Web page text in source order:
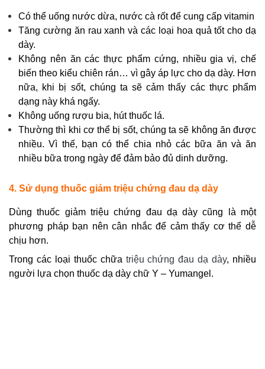
Có thể uống nước dừa, nước cà rốt để cung cấp vitamin
Tăng cường ăn rau xanh và các loại hoa quả tốt cho dạ
dày.
Không nên ăn các thực phẩm cứng, nhiều gia vị, chế
biến theo kiểu chiên rán… vì gây áp lực cho dạ dày. Hơn
nữa, khi bị sốt, chúng ta sẽ cảm thấy các thực phẩm
dạng này khá ngấy.
Không uống rượu bia, hút thuốc lá.
Thường thì khi cơ thể bị sốt, chúng ta sẽ không ăn được
nhiều. Vì thế, bạn có thể chia nhỏ các bữa ăn và ăn
nhiều bữa trong ngày để đảm bảo đủ dinh dưỡng.
4. Sử dụng thuốc giảm triệu chứng đau dạ dày
Dùng thuốc giảm triệu chứng đau dạ dày cũng là một
phương pháp bạn nên cân nhắc để cảm thấy cơ thể dễ
chịu hơn.
Trong các loại thuốc chữa triệu chứng đau dạ dày, nhiều
người lựa chọn thuốc dạ dày chữ Y – Yumangel.